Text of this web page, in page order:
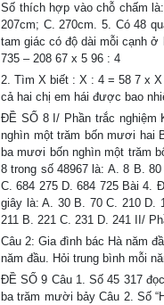
Số thích hợp vào chỗ chấm
207cm; C. 270cm. 5. Có 48
tam giác có độ dài mỗi cạnh
735 – 208 67 x 5 96 : 4
2. Tìm X biết : X : 4 = 58 7 x
cả hai chị em hái được bao
ĐỀ SỐ 8 I/ Phần trắc nghiệm
nghìn một trăm bốn mươi hai
ba mươi bốn nghìn một trăm
8 trong số 48967 là: A. 8 B.
C. 684 275 D. 684 725 Bài 4.
giây là: A. 30 B. 70 C. 210
211 B. 221 C. 231 D. 241 II/
Câu 2: Gia đình bác Hà năm
năm đầu. Hỏi trung bình mỗi
ĐỀ SỐ 9 Câu 1. Số 45 317
ba trăm mười bảy Câu 2. Số